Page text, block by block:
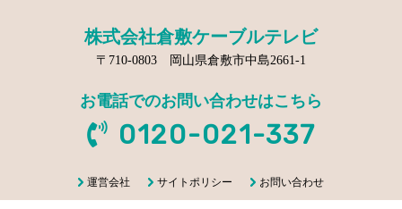
株式会社倉敷ケーブルテレビ
〒710-0803 岡山県倉敷市中島2661-1
お電話でのお問い合わせはこちら
0120-021-337
運営会社 サイトポリシー お問い合わせ